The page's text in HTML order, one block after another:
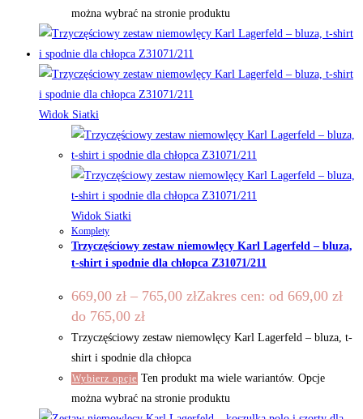
można wybrać na stronie produktu
Widok Siatki
Widok Siatki
Komplety
Trzyczęściowy zestaw niemowlęcy Karl Lagerfeld – bluza,
t-shirt i spodnie dla chłopca Z31071/211
669,00 zł – 765,00 złZakres cen: od 669,00 zł
do 765,00 zł
Trzyczęściowy zestaw niemowlęcy Karl Lagerfeld – bluza, t-
shirt i spodnie dla chłopca
Wybierz opcje Ten produkt ma wiele wariantów. Opcje
można wybrać na stronie produktu